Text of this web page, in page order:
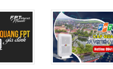
Truyền hình FPTFPT Play Box+ S550
FPT Play Box+ S400